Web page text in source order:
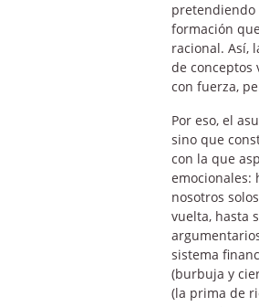
pretendiendo
formación
racional. Así,
de conceptos
con fuerza,
Por eso, el
sino que
con la que
emocionales:
nosotros
vuelta, hasta
sistema
(burbuja y
(la prima de